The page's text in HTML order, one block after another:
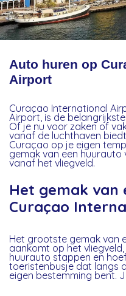
Auto huren op
Airport
Curaçao International
Airport, is de
Of je nu voor zaken of
vanaf de luchthaven
Curaçao op je eigen
gemak van een
vanaf het vliegveld.
Het gemak van
Curaçao
Het grootste gemak van
aankomt op het
huurauto stappen en
toeristenbusje dat langs
eigen bestemming bent.